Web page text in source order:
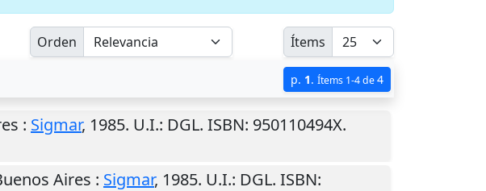
Orden Ítems
p. 1. Ítems 1-4 de4
: Sigmar, 1985. U.I.: DGL. ISBN: 950110494X.
Aires : Sigmar, 1985. U.I.: DGL. ISBN: